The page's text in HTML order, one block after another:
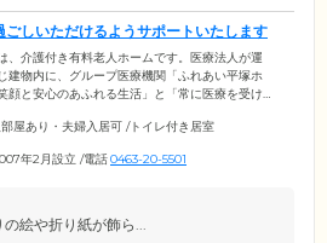
ごしいただけるようサポートいたします
、介護付き有料老人ホームです。医療法人が運
建物内に、グループ医療機関「ふれあい平塚ホ
顔と安心のあふれる生活」と「常に医療を受け
しをサポートしています。安心して穏やかな毎
調変化にも柔軟にご対応。通院や入院が必要に
屋あり・夫婦入居可 /トイレ付き居室
年2月設立 /電話0463-20-5501
絵や折り紙が飾ら...